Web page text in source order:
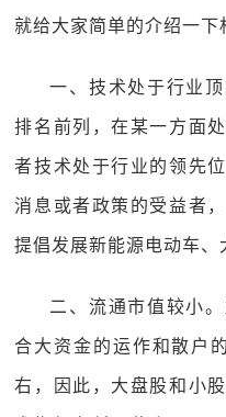
就给大家简单的介绍一下
一、技术处于行业
排名前列，在某一方面
者技术处于行业的领先
消息或者政策的受益者
提倡发展新能源电动车、
二、流通市值较小
合大资金的运作和散户
右，因此，大盘股和小